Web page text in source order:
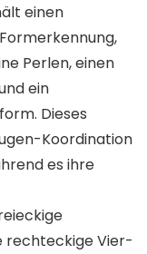
einen
Perlen, einen
ein
Dieses
Koordination
es ihre
rechteckige Vier-